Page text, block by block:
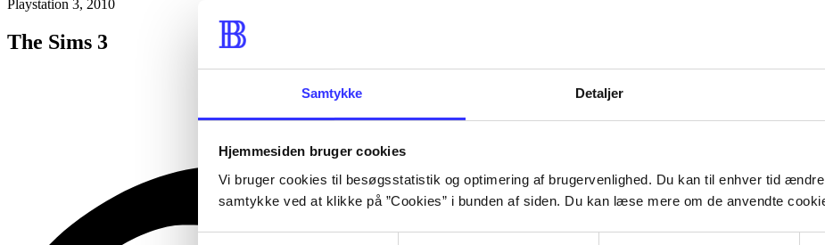
Samtykke Detaljer
Hjemmesiden bruger cookies
Vi bruger cookies til besøgsstatistik og optimering af brugervenlighed. Du kan til enhver tid
samtykke ved at klikke på ”Cookies” i bunden af siden. Du kan læse mere om de anvendte
Playstation 3, 2010
The Sims 3